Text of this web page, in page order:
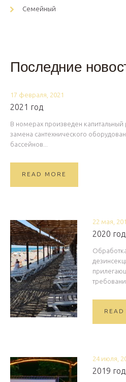
Семейный
Последние
17 февраля, 2021
2021 год
В номерах произведен капитальный
замена сантехнического
бассейнов...
READ MORE
22 мая,
2020 год
READ
24 июля,
2019 год